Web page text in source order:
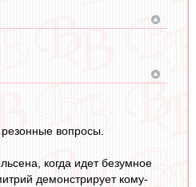
вопросы.
когда идет безумное
демонстрирует кому-